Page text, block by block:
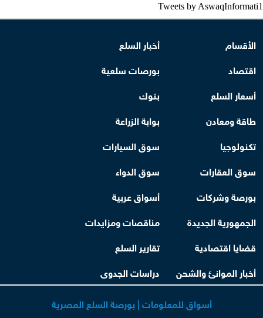
Tweets by AswaqInformati1
الأقسام
أخبار السلع
اقتصاد
بورصات سلعية
أسعار السلع
بنوك
طاقة ومعادن
بوابة الزراعة
تكنولوجيا
سوق السيارات
سوق العقارات
سوق الدواء
بورصة وشركات
أسواق عربية
الجمهورية الجديدة
مناقصات ومزايدات
قضايا اقتصادية
تقارير السلع
أخبار الموانئ والشحن
دراسات الجدوى
أسواق للمعلومات | بورصة السلع المصرية